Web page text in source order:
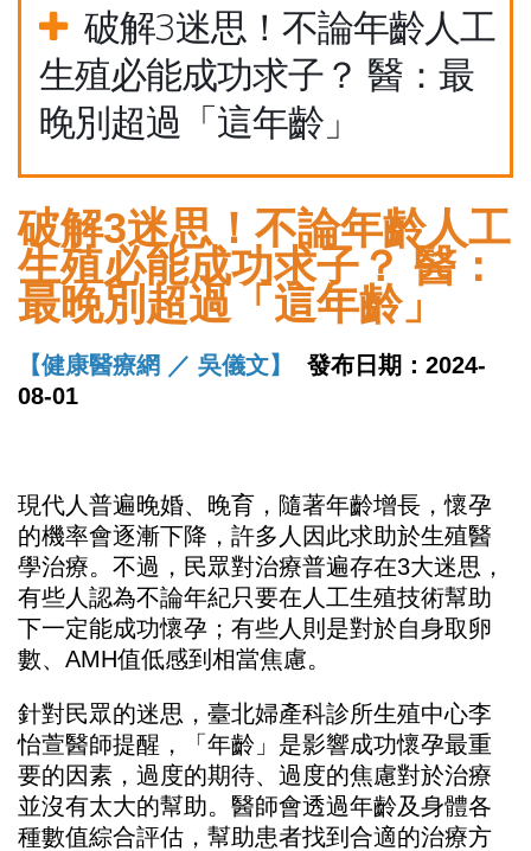
破解3迷思！不論年齡人工
生殖必能成功求子？ 醫：最
晚別超過「這年齡」
破解3迷思！不論年齡人工
生殖必能成功求子？ 醫：
最晚別超過「這年齡」
【健康醫療網 ／ 吳儀文】 發布日期： 2024-
08-01
現代人普遍晚婚、晚育，隨著年齡增長，懷孕
的機率會逐漸下降，許多人因此求助於生殖醫
學治療。不過，民眾對治療普遍存在3大迷思，
有些人認為不論年紀只要在人工生殖技術幫助
下一定能成功懷孕；有些人則是對於自身取卵
數、AMH值低感到相當焦慮。
針對民眾的迷思，臺北婦產科診所生殖中心李
怡萱醫師提醒，「年齡」是影響成功懷孕最重
要的因素，過度的期待、過度的焦慮對於治療
並沒有太大的幫助。醫師會透過年齡及身體各
種數值綜合評估，幫助患者找到合適的治療方